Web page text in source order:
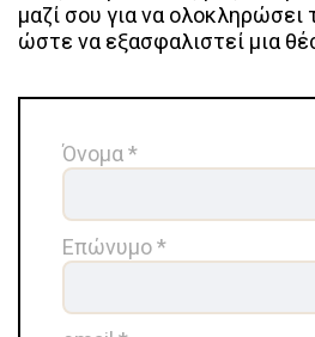
μαζί σου για να ολοκληρώσει
ώστε να εξασφαλιστεί μια
Όνομα *
Επώνυμο *